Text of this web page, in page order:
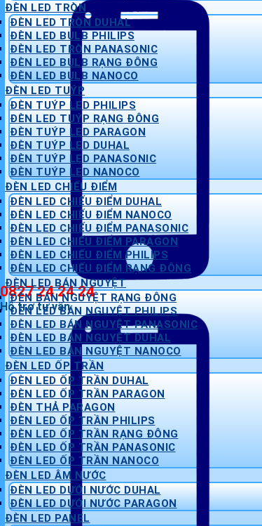
0827 24 24 24
Hỗ trợ tư vấn
ĐÈN LED TRÒN
ĐÈN LED TRÒN DUHAL
ĐÈN LED BULB PHILIPS
ĐÈN LED TRÒN PANASONIC
ĐÈN LED BULB RẠNG ĐÔNG
ĐÈN LED BULB NANOCO
ĐÈN LED TUÝP
ĐÈN TUÝP LED PHILIPS
ĐÈN LED TUÝP RẠNG ĐÔNG
ĐÈN TUÝP LED PARAGON
ĐÈN TUÝP LED DUHAL
ĐÈN TUÝP LED PANASONIC
ĐÈN TUÝP LED NANOCO
ĐÈN LED CHIẾU ĐIỂM
ĐÈN LED CHIẾU ĐIỂM DUHAL
ĐÈN LED CHIẾU ĐIỂM NANOCO
ĐÈN LED CHIẾU ĐIỂM PANASONIC
ĐÈN LED CHIẾU ĐIỂM PARAGON
ĐÈN LED CHIẾU ĐIỂM PHILIPS
ĐÈN LED CHIẾU ĐIỂM RẠNG ĐÔNG
ĐÈN LED BÁN NGUYỆT
ĐÈN BÁN NGUYỆT RẠNG ĐÔNG
ĐÈN LED BÁN NGUYỆT PHILIPS
ĐÈN LED BÁN NGUYỆT PANASONIC
ĐÈN LED BÁN NGUYỆT DUHAL
ĐÈN LED BÁN NGUYỆT NANOCO
ĐÈN LED ỐP TRẦN
ĐÈN LED ỐP TRẦN DUHAL
ĐÈN LED ỐP TRẦN PARAGON
ĐÈN THẢ PARAGON
ĐÈN LED ỐP TRẦN PHILIPS
ĐÈN LED ỐP TRẦN RẠNG ĐÔNG
ĐÈN LED ỐP TRẦN PANASONIC
ĐÈN LED ỐP TRẦN NANOCO
ĐÈN LED ÂM NƯỚC
ĐÈN LED DƯỚI NƯỚC DUHAL
ĐÈN LED DƯỚI NƯỚC PARAGON
ĐÈN LED PANEL